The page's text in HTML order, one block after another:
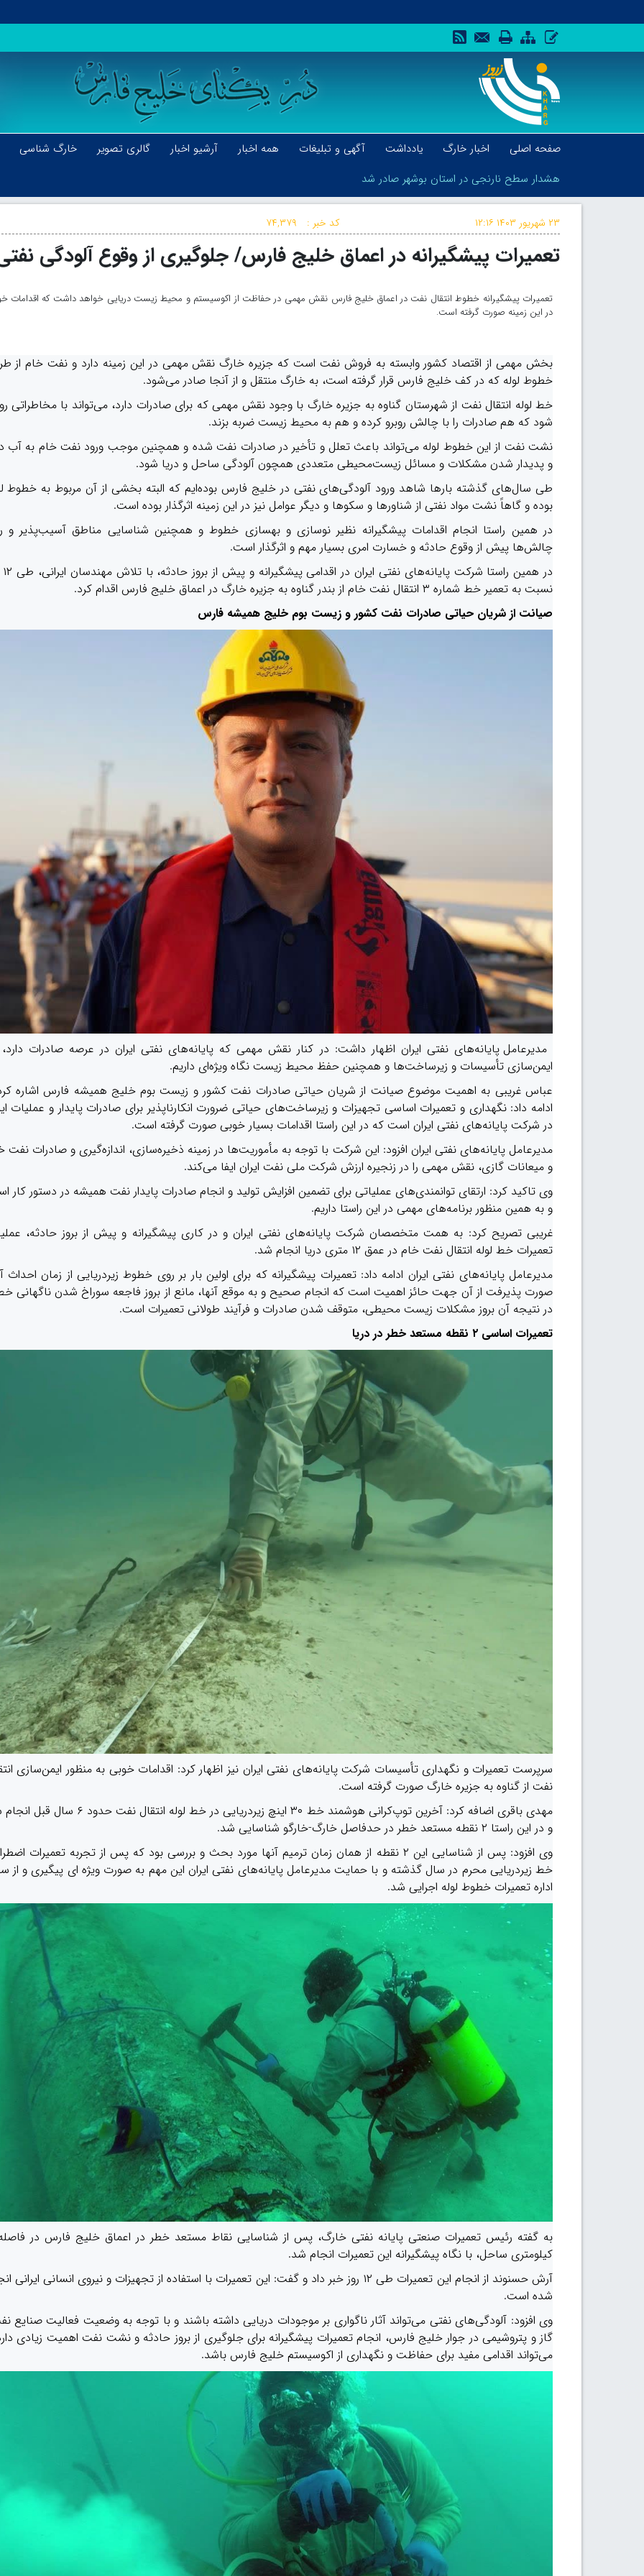
صفحه اصلی اخبار خارگ یادداشت آگهی و تبلیغات همه اخبار آرشیو اخبار گالری تصویر
خارگ شناسی
هشدار سطح نارنجی در استان بوشهر صادر شد
هشدار سطح نارنجی در استان بوشهر صادر شد
کد خبر : ۷۴,۳۷۹ ۲۳ شهریور ۱۴۰۳ ۱۲:۱۶
تعمیرات پیشگیرانه در اعماق خلیج فارس/ جلوگیری از وقوع آلودگی
تعمیرات پیشگیرانه خطوط انتقال نفت در اعماق خلیج فارس نقش مهمی در حفاظت از اکوسیستم و محیط زیست دریایی خواهد داشت که اقدامات
در این زمینه صورت گرفته است.
بخش مهمی از اقتصاد کشور وابسته به فروش نفت است که جزیره خارگ نقش مهمی در این زمینه دارد و نفت خام از
خطوط لوله که در کف خلیج فارس قرار گرفته است، به خارگ منتقل و از آنجا صادر می‌شود.
خط لوله انتقال نفت از شهرستان گناوه به جزیره خارگ با وجود نقش مهمی که برای صادرات دارد، می‌تواند با مخاطراتی
شود که هم صادرات را با چالش روبرو کرده و هم به محیط زیست ضربه بزند.
نشت نفت از این خطوط لوله می‌تواند باعث تعلل و تأخیر در صادرات نفت شده و همچنین موجب ورود نفت خام به آب
و پدیدار شدن مشکلات و مسائل زیست‌محیطی متعددی همچون آلودگی ساحل و دریا شود.
طی سال‌های گذشته بارها شاهد ورود آلودگی‌های نفتی در خلیج فارس بوده‌ایم که البته بخشی از آن مربوط به خطوط
بوده و گاهاً نشت مواد نفتی از شناورها و سکوها و دیگر عوامل نیز در این زمینه اثرگذار بوده است.
در همین راستا انجام اقدامات پیشگیرانه نظیر نوسازی و بهسازی خطوط و همچنین شناسایی مناطق آسیب‌پذیر و
چالش‌ها پیش از وقوع حادثه و خسارت امری بسیار مهم و اثرگذار است.
نسبت به تعمیر خط شماره ۳ انتقال نفت خام از بندر گناوه به جزیره خارگ در اعماق خلیج فارس اقدام کرد.
صیانت از شریان حیاتی صادرات نفت کشور و زیست بوم خلیج همیشه فارس
مدیرعامل پایانه‌های نفتی ایران اظهار داشت: در کنار نقش مهمی که پایانه‌های نفتی ایران در عرصه صادرات
ایمن‌سازی تأسیسات و زیرساخت‌ها و همچنین حفظ محیط زیست نگاه ویژه‌ای داریم.
عباس غریبی به اهمیت موضوع صیانت از شریان حیاتی صادرات نفت کشور و زیست بوم خلیج همیشه فارس اشاره
ادامه داد: نگهداری و تعمیرات اساسی تجهیزات و زیرساخت‌های حیاتی ضرورت انکارناپذیر برای صادرات پایدار و عملیات
در شرکت پایانه‌های نفتی ایران است که در این راستا اقدامات بسیار خوبی صورت گرفته است.
مدیرعامل پایانه‌های نفتی ایران افزود: این شرکت با توجه به مأموریت‌ها در زمینه ذخیره‌سازی، اندازه‌گیری و صادرات نفت
و میعانات گازی، نقش مهمی را در زنجیره ارزش شرکت ملی نفت ایران ایفا می‌کند.
وی تاکید کرد: ارتقای توانمندی‌های عملیاتی برای تضمین افزایش تولید و انجام صادرات پایدار نفت همیشه در دستور کار
و به همین منظور برنامه‌های مهمی در این راستا داریم.
غریبی تصریح کرد: به همت متخصصان شرکت پایانه‌های نفتی ایران و در کاری پیشگیرانه و پیش از بروز حادثه،
تعمیرات خط لوله انتقال نفت خام در عمق ۱۲ متری دریا انجام شد.
مدیرعامل پایانه‌های نفتی ایران ادامه داد: تعمیرات پیشگیرانه که برای اولین بار بر روی خطوط زیردریایی از زمان احداث
صورت پذیرفت از آن جهت حائز اهمیت است که انجام صحیح و به موقع آنها، مانع از بروز فاجعه سوراخ شدن ناگهانی
در نتیجه آن بروز مشکلات زیست محیطی، متوقف شدن صادرات و فرآیند طولانی تعمیرات است.
تعمیرات اساسی ۲ نقطه مستعد خطر در دریا
سرپرست تعمیرات و نگهداری تأسیسات شرکت پایانه‌های نفتی ایران نیز اظهار کرد: اقدامات خوبی به منظور ایمن‌سازی
نفت از گناوه به جزیره خارگ صورت گرفته است.
مهدی باقری اضافه کرد: آخرین توپ‌کرانی هوشمند خط ۳۰ اینچ زیردریایی در خط لوله انتقال نفت
و در این راستا ۲ نقطه مستعد خطر در حدفاصل خارگ-خارگو شناسایی شد.
وی افزود: پس از شناسایی این ۲ نقطه از همان زمان ترمیم آنها مورد بحث و بررسی بود که پس از تجربه تعمیرات
خط زیردریایی محرم در سال گذشته و با حمایت مدیرعامل پایانه‌های نفتی ایران این مهم به صورت ویژه ای پیگیری و از
اداره تعمیرات خطوط لوله اجرایی شد.
کیلومتری ساحل، با نگاه پیشگیرانه این تعمیرات انجام شد.
آرش حسنوند از انجام این تعمیرات طی ۱۲ روز خبر داد و گفت: این تعمیرات با استفاده از تجهیزات و نیروی انسانی ایرانی
شده است.
وی افزود: آلودگی‌های نفتی می‌تواند آثار ناگواری بر موجودات دریایی داشته باشند و با توجه به وضعیت فعالیت صنایع
گاز و پتروشیمی در جوار خلیج فارس، انجام تعمیرات پیشگیرانه برای جلوگیری از بروز حادثه و نشت نفت اهمیت زیادی
می‌تواند اقدامی مفید برای حفاظت و نگهداری از اکوسیستم خلیج فارس باشد.